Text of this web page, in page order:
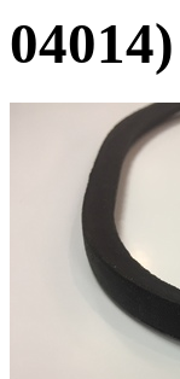
04014)